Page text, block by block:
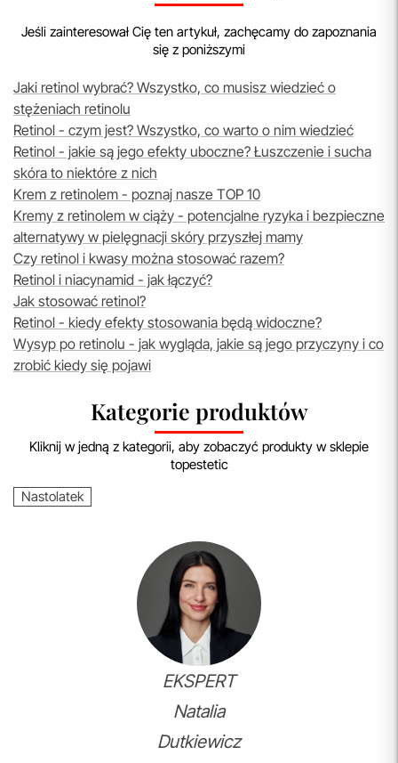
Jeśli zainteresował Cię ten artykuł, zachęcamy do zapoznania
się z poniższymi
Jaki retinol wybrać? Wszystko, co musisz wiedzieć o
stężeniach retinolu
Retinol - czym jest? Wszystko, co warto o nim wiedzieć
Retinol - jakie są jego efekty uboczne? Łuszczenie i sucha
skóra to niektóre z nich
Krem z retinolem - poznaj nasze TOP 10
Kremy z retinolem w ciąży - potencjalne ryzyka i bezpieczne
alternatywy w pielęgnacji skóry przyszłej mamy
Czy retinol i kwasy można stosować razem?
Retinol i niacynamid - jak łączyć?
Jak stosować retinol?
Retinol - kiedy efekty stosowania będą widoczne?
Wysyp po retinolu - jak wygląda, jakie są jego przyczyny i co
zrobić kiedy się pojawi
Kategorie produktów
Kliknij w jedną z kategorii, aby zobaczyć produkty w sklepie
topestetic
Nastolatek
EKSPERT
Natalia
Dutkiewicz